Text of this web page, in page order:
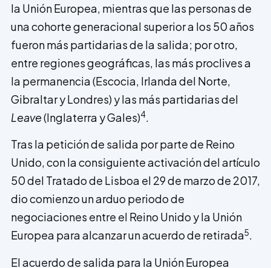
la Unión Europea, mientras que las personas de
una cohorte generacional superior a los 50 años
fueron más partidarias de la salida; por otro,
entre regiones geográficas, las más proclives a
la permanencia (Escocia, Irlanda del Norte,
Gibraltar y Londres) y las más partidarias del
Leave(Inglaterra y Gales)4.
Tras la petición de salida por parte de Reino
Unido, con la consiguiente activación del artículo
50 del Tratado de Lisboa el 29 de marzo de 2017,
dio comienzo un arduo periodo de
negociaciones entre el Reino Unido y la Unión
Europea para alcanzar un acuerdo de retirada5.
El acuerdo de salida para la Unión Europea